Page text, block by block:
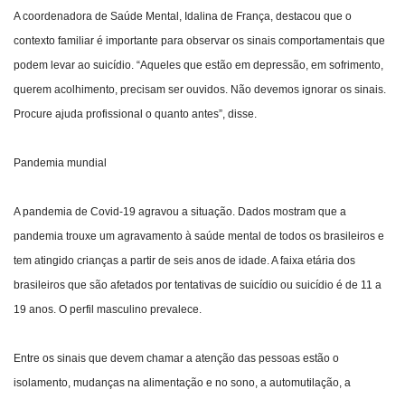
A coordenadora de Saúde Mental, Idalina de França, destacou que o
contexto familiar é importante para observar os sinais comportamentais que
podem levar ao suicídio. “Aqueles que estão em depressão, em sofrimento,
querem acolhimento, precisam ser ouvidos. Não devemos ignorar os sinais.
Procure ajuda profissional o quanto antes”, disse.
Pandemia mundial
A pandemia de Covid-19 agravou a situação. Dados mostram que a
pandemia trouxe um agravamento à saúde mental de todos os brasileiros e
tem atingido crianças a partir de seis anos de idade. A faixa etária dos
brasileiros que são afetados por tentativas de suicídio ou suicídio é de 11 a
19 anos. O perfil masculino prevalece.
Entre os sinais que devem chamar a atenção das pessoas estão o
isolamento, mudanças na alimentação e no sono, a automutilação, a